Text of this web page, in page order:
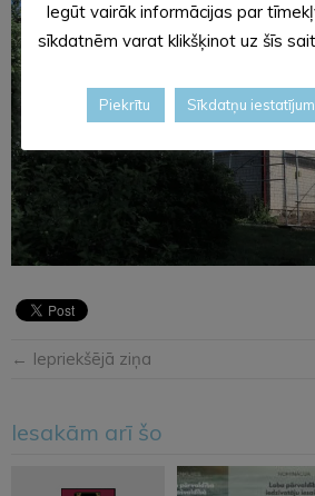
← Iepriekšējā ziņa
Iesakām arī šo
Iegūt vairāk informācijas par
sīkdatnēm varat klikšķinot uz šīs
Piekrītu Sīkdatņu